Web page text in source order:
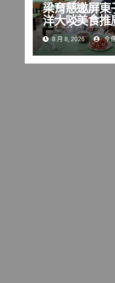
梁育慈邀屏東
洋大啖美食推
手掃街拜票
8 月 8, 2026 今